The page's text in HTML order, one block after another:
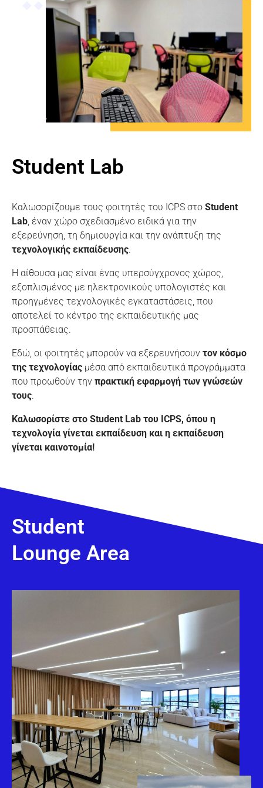
Student Lab
Καλωσορίζουμε τους φοιτητές του ICPS στο Student
Lab, έναν χώρο σχεδιασμένο ειδικά για την
εξερεύνηση, τη δημιουργία και την ανάπτυξη της
τεχνολογικής εκπαίδευσης.
Η αίθουσα μας είναι ένας υπερσύγχρονος χώρος,
εξοπλισμένος με ηλεκτρονικούς υπολογιστές και
προηγμένες τεχνολογικές εγκαταστάσεις, που
αποτελεί το κέντρο της εκπαιδευτικής μας
προσπάθειας.
Εδώ, οι φοιτητές μπορούν να εξερευνήσουν τον κόσμο
της τεχνολογίας μέσα από εκπαιδευτικά προγράμματα
που προωθούν την πρακτική εφαρμογή των γνώσεών
τους.
Καλωσορίστε στο Student Lab του ICPS, όπου η
τεχνολογία γίνεται εκπαίδευση και η εκπαίδευση
γίνεται καινοτομία!
Student
Lounge Area